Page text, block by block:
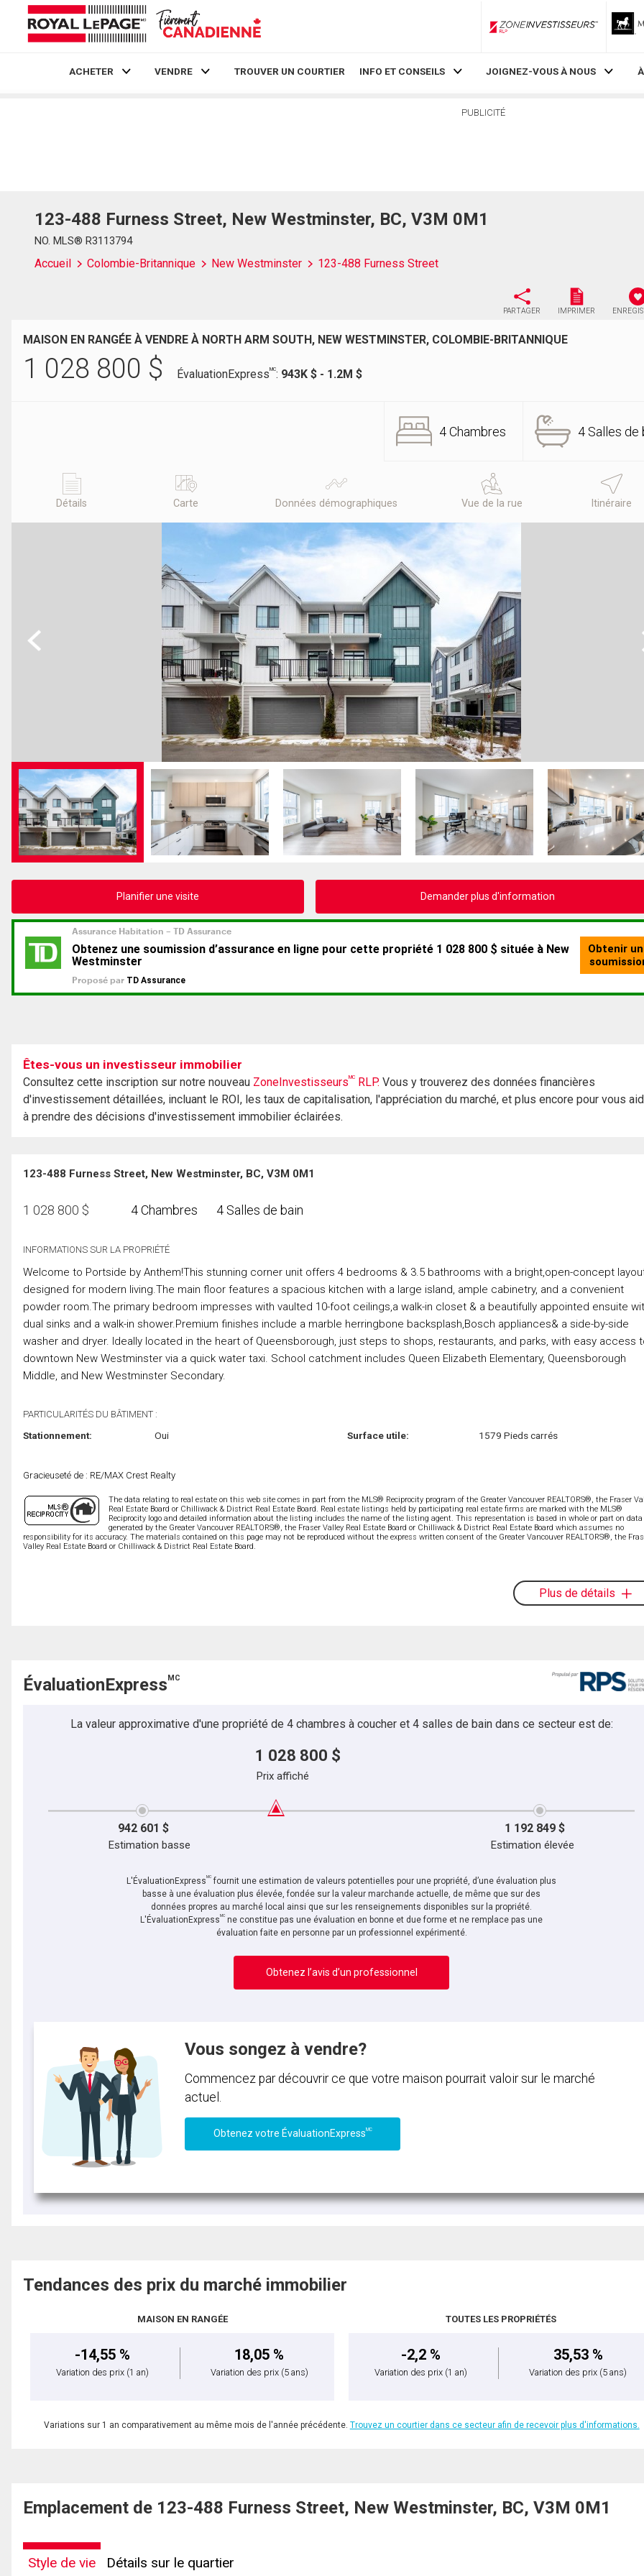
ZoneInvestisseurs RLP
ACHETER VENDRE TROUVER UN COURTIER INFO ET CONSEILS JOIGNEZ-VOUS À NOUS
PUBLICITÉ
123-488 Furness Street, New Westminster, BC, V3M 0M1
NO. MLS® R3113794
Accueil Colombie-Britannique New Westminster 123-488 Furness Street
PARTAGER IMPRIMER
MAISON EN RANGÉE À VENDRE À NORTH ARM SOUTH, NEW WESTMINSTER, COLOMBIE-BRITANNIQUE
1 028 800 $ ÉvaluationExpressMC: 943K $ - 1.2M $
4 Chambres 4 Salles de
Détails Carte Données démographiques Vue de la rue Itinéraire
Previous
Planifier une visite Demander plus d'information
Êtes-vous un investisseur immobilier
Consultez cette inscription sur notre nouveau ZoneInvestisseursMC RLP. Vous y trouverez des données financières
d'investissement détaillées, incluant le ROI, les taux de capitalisation, l'appréciation du marché, et plus encore pour vous
à prendre des décisions d'investissement immobilier éclairées.
123-488 Furness Street, New Westminster, BC, V3M 0M1
1 028 800 $ 4 Chambres 4 Salles de bain
INFORMATIONS SUR LA PROPRIÉTÉ
Welcome to Portside by Anthem!This stunning corner unit offers 4 bedrooms & 3.5 bathrooms with a bright,open-concept
designed for modern living.The main floor features a spacious kitchen with a large island, ample cabinetry, and a convenient
powder room.The primary bedroom impresses with vaulted 10-foot ceilings,a walk-in closet & a beautifully appointed ensuite
dual sinks and a walk-in shower.Premium finishes include a marble herringbone backsplash,Bosch appliances& a side-by-side
washer and dryer. Ideally located in the heart of Queensborough, just steps to shops, restaurants, and parks, with easy access
downtown New Westminster via a quick water taxi. School catchment includes Queen Elizabeth Elementary, Queensborough
Middle, and New Westminster Secondary.
PARTICULARITÉS DU BÂTIMENT :
Stationnement: Oui Surface utile: 1579 Pieds carrés
Gracieuseté de : RE/MAX Crest Realty
The data relating to real estate on this web site comes in part from the MLS® Reciprocity program of the Greater Vancouver REALTORS®, the Fraser
Real Estate Board or Chilliwack & District Real Estate Board. Real estate listings held by participating real estate firms are marked with the MLS®
Reciprocity logo and detailed information about the listing includes the name of the listing agent. This representation is based in whole or part on data
generated by the Greater Vancouver REALTORS®, the Fraser Valley Real Estate Board or Chilliwack & District Real Estate Board which assumes no
responsibility for its accuracy. The materials contained on this page may not be reproduced without the express written consent of the Greater Vancouver REALTORS®, the
Valley Real Estate Board or Chilliwack & District Real Estate Board.
Plus de détails
ÉvaluationExpressMC
La valeur approximative d'une propriété de 4 chambres à coucher et 4 salles de bain dans ce secteur est de:
1 028 800 $
Prix affiché
942 601 $ 1 192 849 $
Estimation basse Estimation élevée
L'ÉvaluationExpressMC fournit une estimation de valeurs potentielles pour une propriété, d’une évaluation plus
basse à une évaluation plus élevée, fondée sur la valeur marchande actuelle, de même que sur des
données propres au marché local ainsi que sur les renseignements disponibles sur la propriété.
L'ÉvaluationExpressMC ne constitue pas une évaluation en bonne et due forme et ne remplace pas une
évaluation faite en personne par un professionnel expérimenté.
Obtenez l’avis d’un professionnel
Vous songez à vendre?
Commencez par découvrir ce que votre maison pourrait valoir sur le marché
actuel.
Obtenez votre ÉvaluationExpressMC
Tendances des prix du marché immobilier
MAISON EN RANGÉE
-14,55 %
Variation des prix (1 an)
18,05 %
Variation des prix (5 ans)
TOUTES LES PROPRIÉTÉS
-2,2 %
Variation des prix (1 an)
35,53 %
Variation des prix (5 ans)
Variations sur 1 an comparativement au même mois de l'année précédente. Trouvez un courtier dans ce secteur afin de recevoir plus d'informations.
Emplacement de 123-488 Furness Street, New Westminster, BC, V3M 0M1
Style de vie Détails sur le quartier